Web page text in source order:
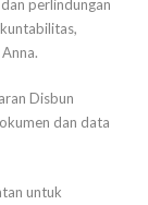
perlindungan
Disbun
dan data
untuk